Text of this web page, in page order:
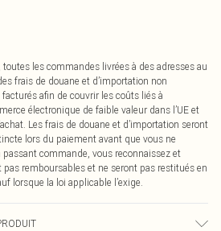
les commandes livrées à des adresses au
frais de douane et d’importation non
afin de couvrir les coûts liés à
électronique de faible valeur dans l’UE et
Les frais de douane et d’importation seront
lors du paiement avant que vous ne
commande, vous reconnaissez et
remboursables et ne seront pas restitués en
lorsque la loi applicable l’exige.